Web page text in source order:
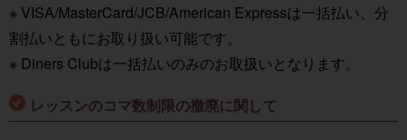
※ VISA/MasterCard/JCB/American Expressは一括払い、分
割払いともにお取り扱い可能です。
※ Diners Clubは一括払いのみのお取扱いとなります。
レッスンのコマ数制限の撤廃に関して